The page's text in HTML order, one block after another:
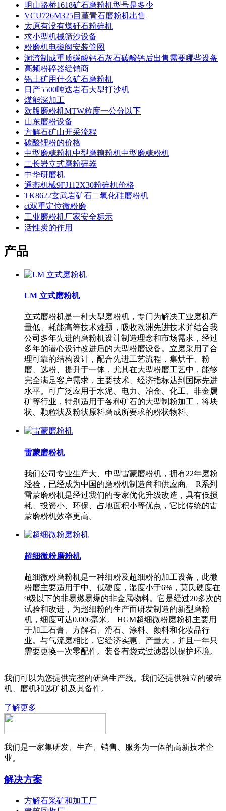
明山路桥1618矿石磨粉机型号是多少
VCU726M325目堇青石磨粉机出售
太原有没有煤矸石粉碎机
求小型机械筛沙设备
粉磨机电磁阀安装管图
洞渣制成重质碳酸钙石灰石碳酸钙后出售需要哪些设备
高频粉碎器经销商
铝土矿用什么矿石磨粉机
日产5500吨迭岩石大型打沙机
煤能深加工
欧版磨粉机MTW粒度一公分以下
山东磨粉设备
方解石矿山开采流程
碳酸锂粉的价格
中型磨糖粉机中型磨糖粉机中型磨糖粉机
二长岩立式磨粉碎器
中华研磨机
通燕机械9FJ112X30粉碎机价格
TK8622玄武岩矿石二氧化硅磨粉机
ct双重定位微粉磨
工业磨粉机厂家安全标示
活性炭的作用
产品
LM 立式磨粉机
立式磨粉机是一种大型磨粉机，专门为解决工业磨机产
量低、耗能高等技术难题，吸收欧洲先进技术并结合我
公司多年先进的磨粉机设计制造理念和市场需求，经过
多年的潜心设计改进后的大型粉磨设备。立磨采用了合
理可靠的结构设计，配合先进工艺流程，集烘干、粉
磨、选粉、提升于一体，尤其在大型粉磨工艺中，能够
完全满足客户需求，主要技术、经济指标达到国际先进
水平。可广泛应用于水泥、电力、冶金、化工、非金属
矿等行业，特别适用于各种矿石的大型制粉加工，将块
状、颗粒状及粉状原料磨成所要求的粉状物料。
雷蒙磨粉机
我们公司专业生产大、中型雷蒙磨粉机，拥有22年磨粉
经验，已经成为中国的磨粉机制造商和供应商。 R系列
雷蒙磨粉机是经过我们的专家优化升级改造，具有低损
耗、投资小、环保、占地面积小等优点，它比传统的雷
蒙磨粉机效率更高。
超细微粉磨粉机
超细微粉磨粉机是一种细粉及超细粉的加工设备，此微
粉磨主要适用于中、低硬度，湿度小于6%，莫氏硬度在
9级以下的非易燃易爆的非金属物料。它是经过20多次的
试验和改进，为超细粉的生产而研发制造的新型磨粉
机，细度可达0.006毫米。 HGM超细微粉磨粉机主要用
于加工石膏、方解石、滑石、涂料、颜料和化妆品行
业。与气流磨相比，它经济实惠、产量大，并且一年只
需要更换一次零配件。装备有袋式过滤器以保护环境。
我们可以为您提供完整的研磨生产线。我们还提供独立的破碎
机、磨机和选矿机及其备件。
了解更多
我们是一家集研发、生产、销售、服务为一体的高新技术企
业。
解决方案
方解石采矿和加工厂